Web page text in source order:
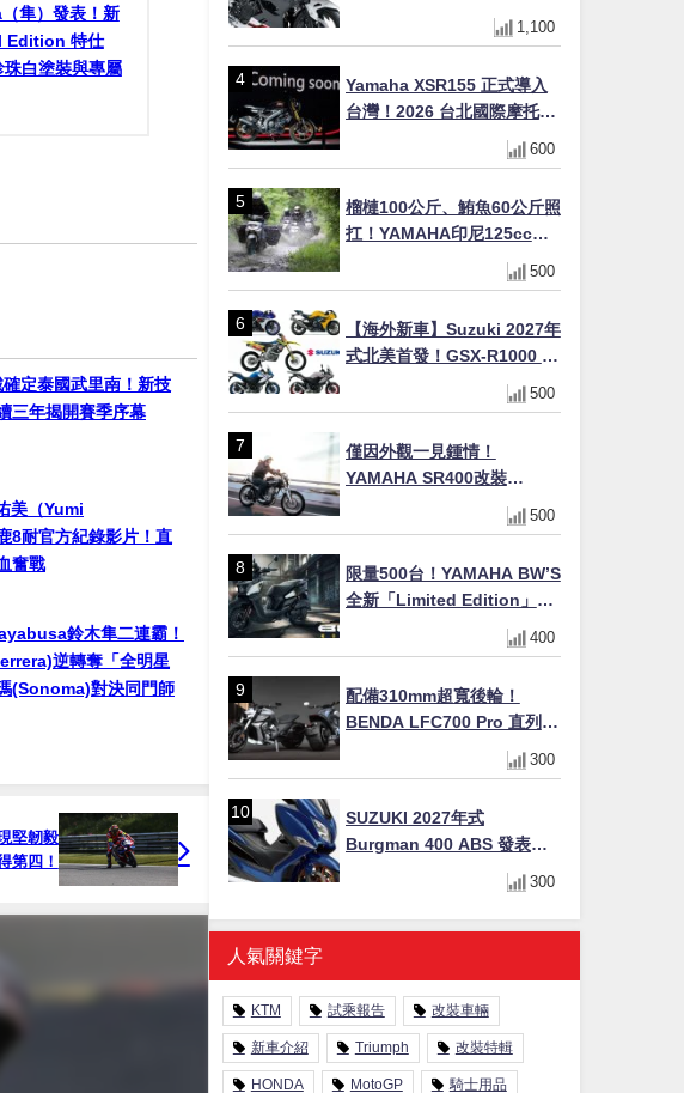
隼）發表！新
Edition 特仕
珠白塗裝與專屬
定泰國武里南！新技
三年揭開賽季序幕
美（Yumi
8耐官方紀錄影片！直
奮戰
鈴木隼二連霸！
逆轉奪「全明星
(Sonoma)對決同門師
堅韌毅
第四！
日本發售！新塗裝登場×價格
不變×輔助滑動式離合器
1,100
Yamaha XSR155 正式導入
台灣！2026 台北國際摩托車
展亮相，70 週年紀念版
YZF-R 系列限量追加販售
600
榴槤100公斤、鮪魚60公斤照
扛！YAMAHA印尼125cc速
克達Gear Ultima 2740公里
耐操實測
500
【海外新車】Suzuki 2027年
式北美首發！GSX-R1000 40
週年紀念×SV-7GX新款跨界
車×RM-Z450 Ken Roczen
500
僅因外觀一見鍾情！
YAMAHA SR400改裝
Tracker風格｜ 女車主的機車
人生蛻變記
500
限量500台！YAMAHA BW’S
全新「Limited Edition」都
市探索限定色 GOOPiMADE
聯名包同步登場
400
配備310mm超寬後輪！
BENDA LFC700 Pro 直列四
缸巡航車挑戰歐洲市場
300
SUZUKI 2027年式
Burgman 400 ABS 發表！
8/18日本上市、支援E10汽油
300
人氣關鍵字
KTM 試乘報告 改裝車輛
新車介紹 Triumph 改裝特輯
HONDA MotoGP 騎士用品